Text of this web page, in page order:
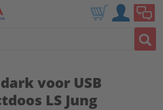
voor USB
LS Jung